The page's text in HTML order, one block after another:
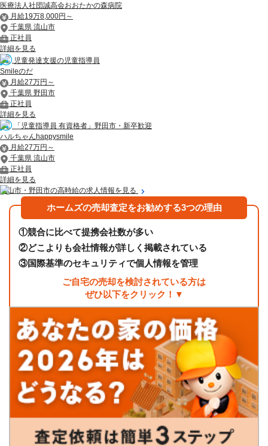
医療法人社団誠高会おおたかの森病院
月給19万8,000円～
千葉県 流山市
正社員
詳細を見る
児童発達支援の児童指導員
Smileのだ
月給27万円～
千葉県 野田市
正社員
詳細を見る
「児童指導員 有資格者」野田市・新卒歓迎
ハルちゃんhappysmile
月給27万円～
千葉県 流山市
正社員
詳細を見る
流山市・野田市の高時給の求人情報を見る
ホームズの売却査定をお勧めする3つの理由
①競合に比べて提携会社数が多い
②どこよりも会社情報が詳しく掲載されている
③国際基準のセキュリティで個人情報を管理
ご自宅の売却を検討されている方は
ぜひ以下をクリック！▼